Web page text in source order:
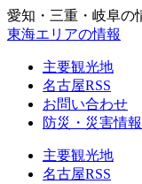
愛知・三重・岐阜の
東海エリアの情報
主要観光地
名古屋RSS
お問い合わせ
防災・災害情報
主要観光地
名古屋RSS